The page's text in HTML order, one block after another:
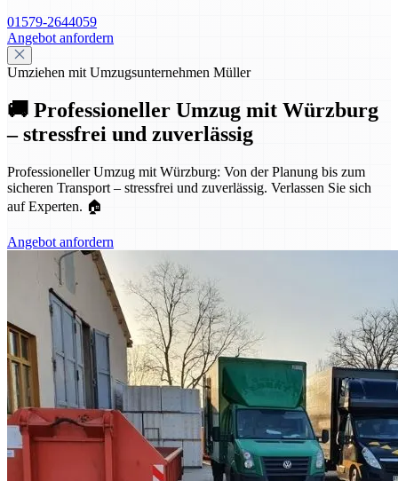
01579-2644059
Angebot anfordern
Umziehen mit Umzugsunternehmen Müller
🚚 Professioneller Umzug mit Würzburg
– stressfrei und zuverlässig
Professioneller Umzug mit Würzburg: Von der Planung bis zum
sicheren Transport – stressfrei und zuverlässig. Verlassen Sie sich
auf Experten. 🏠
Angebot anfordern